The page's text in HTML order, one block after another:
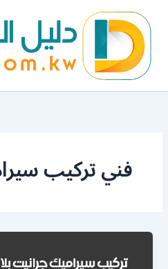
المحتوى
فني تركيب